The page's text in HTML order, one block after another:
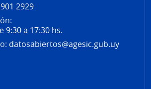
2929
9:30 a 17:30 hs.
datosabiertos@agesic.gub.uy